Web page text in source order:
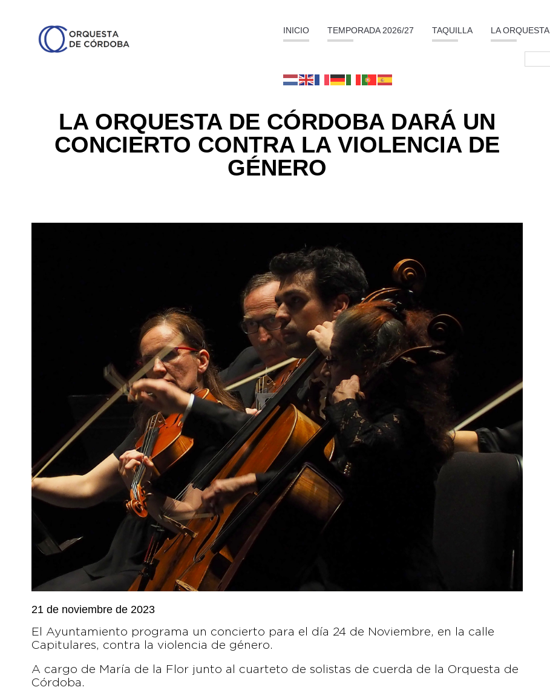
INICIO TEMPORADA 2026/27 TAQUILLA LA ORQUESTA
LA ORQUESTA DE CÓRDOBA DARÁ UN
CONCIERTO CONTRA LA VIOLENCIA DE
GÉNERO
21 de noviembre de 2023
El Ayuntamiento programa un concierto para el día 24 de Noviembre, en la calle
Capitulares, contra la violencia de género.
A cargo de María de la Flor junto al cuarteto de solistas de cuerda de la Orquesta de
Córdoba.